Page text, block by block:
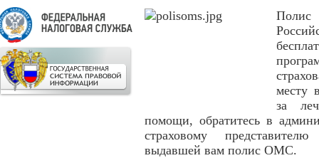
месту
за
помощи, обратитесь в
страховому
выдавшей вам полис ОМС.